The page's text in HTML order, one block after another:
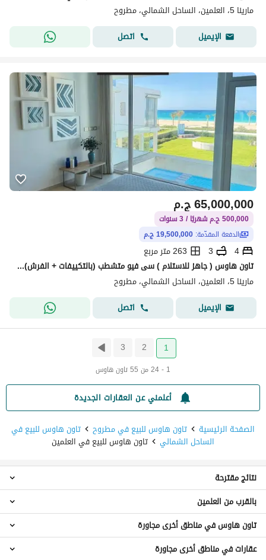
مارينا 5، العلمين، الساحل الشمالي، مطروح
الإيميل
اتصل
ج.م65,000,000
500,000 ج.م شهريًا / 3 سنوات
الدفعة المقدّمة: 19,500,000 ج.م
4
3
263 متر مربع
تاون هاوس ( جاهز للاستلام ) سى فيو متشطب (بالتكييفات + الفرش) فى قريه دايز الساحل الشمالى dayz north oast
مارينا 5، العلمين، الساحل الشمالي، مطروح
الإيميل
اتصل
1
2
3
1 - 24 من 55 تاون هاوس
أعلمني عن العقارات الجديدة
الصفحة الرئيسية
تاون هاوس للبيع في مطروح تاون هاوس للبيع في
الساحل الشمالي تاون هاوس للبيع في العلمين
تاون هاوس 3 غرف نوم للبيع في العلمين
تاون هاوس 4 غرف نوم للبيع في العلمين
تاون هاوس 5 غرف نوم للبيع في العلمين
تاون هاوس 6 غرف نوم للبيع في العلمين
نتائج مقترحة
تاون هاوس للبيع في الزهور
تاون هاوس للبيع في سيدي عبد الرحمن
تاون هاوس للبيع في خليج غزالة
بالقرب من العلمين
تاون هاوس للبيع في برج العرب
تاون هاوس في مناطق أخرى مجاورة
عقارات في مناطق أخرى مجاورة